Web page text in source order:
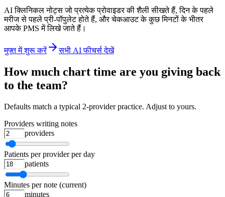
AI क्लिनिकल नोट्स जो प्रत्येक प्रोवाइडर की शैली सीखते हैं, दिन के पहले
मरीज से पहले प्री-पॉपुलेट होते हैं, और चेकआउट के कुछ मिनटों के भीतर
आपके PMS में लिखे जाते हैं।
मुफ्त में शुरू करें सभी AI फीचर्स देखें
How much chart time are you giving back
to the team?
Defaults match a typical 2-provider practice. Adjust to yours.
Providers writing notes
providers
Patients per provider per day
patients
Minutes per note (current)
minutes